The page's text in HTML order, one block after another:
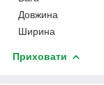
Довжина
Ширина
Приховати